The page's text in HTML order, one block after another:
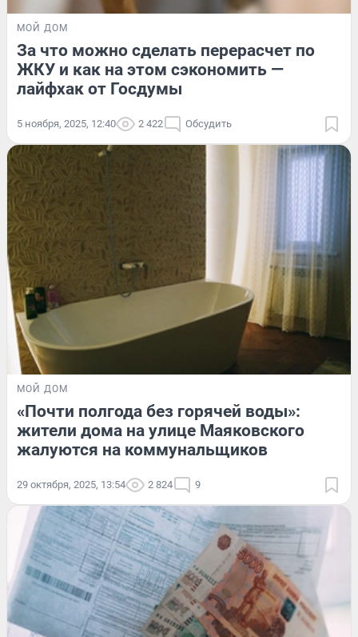
МОЙ ДОМ
За что можно сделать перерасчет по
ЖКУ и как на этом сэкономить —
лайфхак от Госдумы
5 ноября, 2025, 12:40 2 422 Обсудить
МОЙ ДОМ
«Почти полгода без горячей воды»:
жители дома на улице Маяковского
жалуются на коммунальщиков
29 октября, 2025, 13:54 2 824 9